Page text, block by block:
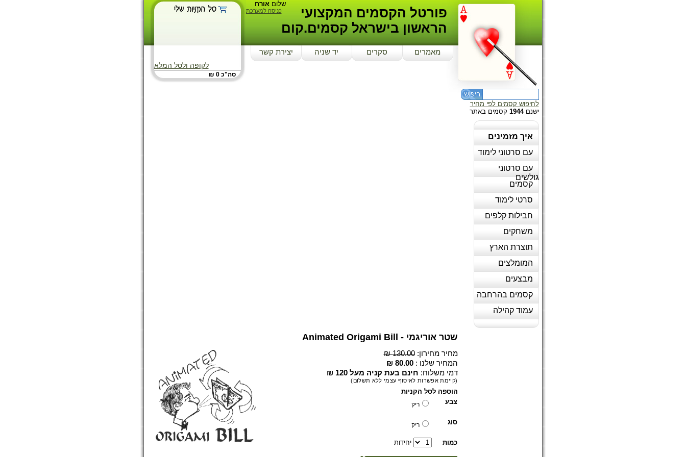
לקופה ולסל המלא
סה"כ 0 ₪
שלוםאורח
כניסה למערכת
פורטל הקסמים המקצועי
הראשון בישראל קסמים.קום
מאמרים סקרים יד שניה יצירת קשר
לחיפוש קסמים לפי מחיר
ישנם1944 קסמים באתר
איך מזמינים
עם סרטוני לימוד
עם סרטוני
גולשים
קסמים
סרטי לימוד
חבילות קלפים
משחקים
תוצרת הארץ
המומלצים
מבצעים
קסמים בהרחבה
עמוד קהילה
שטר אוריגמי - Animated Origami Bill
מחיר מחירון:130.00 ₪
המחיר שלנו :80.00 ₪
דמי משלוח: חינם בעת קניה מעל 120 ₪
(קיימת אפשרות לאיסוף עצמי ללא תשלום)
הוספה לסל הקניות
צבע
ריק
סוג ריק
כמות יחידות